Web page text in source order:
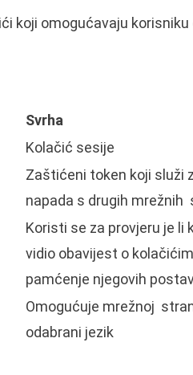
koji omogućavaju korisniku
Svrha
Kolačić sesije
Zaštićeni token koji služi
napada s drugih mrežnih
Koristi se za provjeru je li
vidio obavijest o
pamćenje njegovih
Omogućuje mrežnoj
odabrani jezik